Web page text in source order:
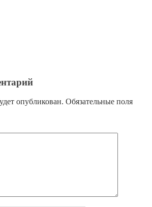
опубликован. Обязательные поля